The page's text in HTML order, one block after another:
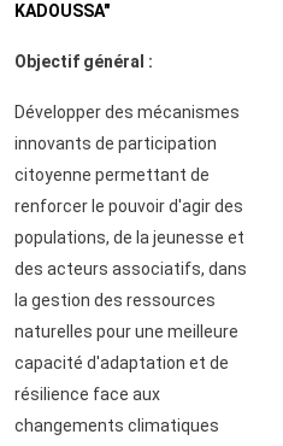
KADOUSSA"
Objectif général :
Développer des mécanismes
innovants de participation
citoyenne permettant de
renforcer le pouvoir d'agir des
populations, de la jeunesse et
des acteurs associatifs, dans
la gestion des ressources
naturelles pour une meilleure
capacité d'adaptation et de
résilience face aux
changements climatiques